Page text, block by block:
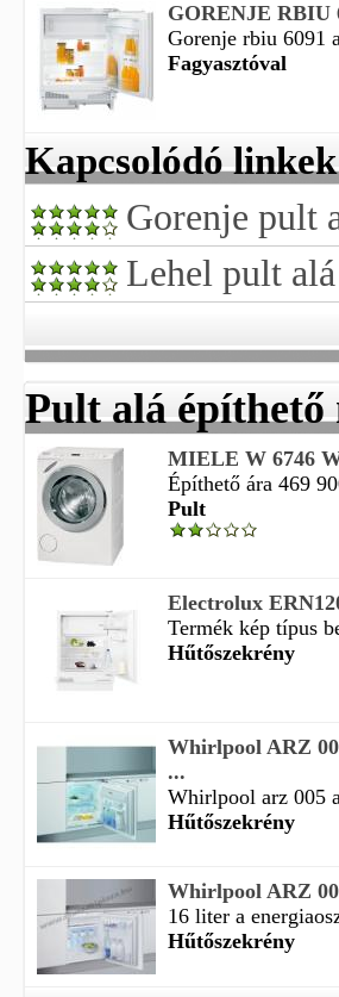
GORENJE RBIU
Gorenje rbiu 6091
Fagyasztóval
Kapcsolódó linkek
Gorenje pult
Lehel pult
Pult alá építhető
MIELE W 6746
Építhető ára 469
Pult
Electrolux
Termék kép típus
Hűtőszekrény
Whirlpool ARZ
...
Whirlpool arz 005
Hűtőszekrény
Whirlpool ARZ
16 liter a
Hűtőszekrény